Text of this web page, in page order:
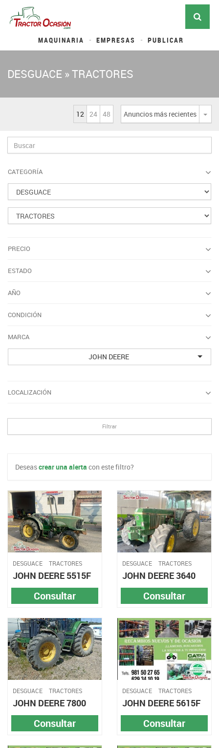
MAQUINARIA EMPRESAS PUBLICAR
DESGUACE » TRACTORES
Anuncios más recientes
12 24 48
CATEGORÍA
PRECIO
ESTADO
AÑO
CONDICIÓN
MARCA
JOHN DEERE
LOCALIZACIÓN
Filtrar
Deseascrear una alerta con este filtro?
DESGUACE TRACTORES
JOHN DEERE 5515F
Consultar
DESGUACE TRACTORES
JOHN DEERE 3640
Consultar
DESGUACE TRACTORES
JOHN DEERE 7800
Consultar
DESGUACE TRACTORES
JOHN DEERE 5615F
Consultar